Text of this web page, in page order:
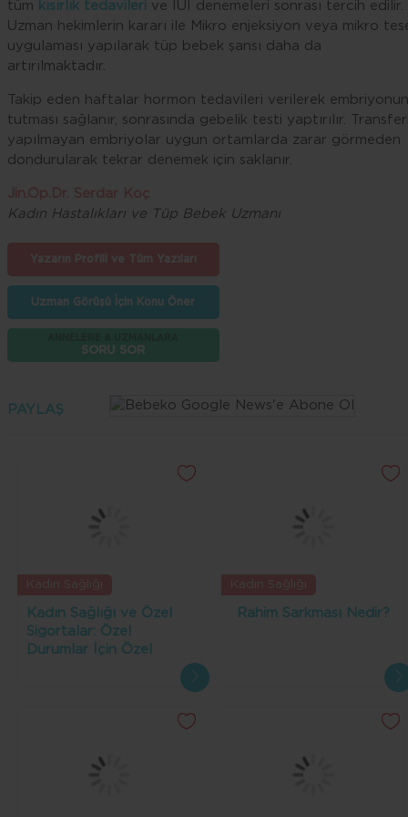
tüm kısırlık tedavileri ve IUI denemeleri sonrası tercih edilir.
Uzman hekimlerin kararı ile Mikro enjeksiyon veya mikro
uygulaması yapılarak tüp bebek şansı daha da
artırılmaktadır.
Takip eden haftalar hormon tedavileri verilerek embriyonun
tutması sağlanır, sonrasında gebelik testi yaptırılır.
yapılmayan embriyolar uygun ortamlarda zarar görmeden
dondurularak tekrar denemek için saklanır.
Kadın Hastalıkları ve Tüp Bebek Uzmanı
Uzman Görüşü İçin Konu Öner
SORU SOR
PAYLAŞ
Kadın Sağlığı ve Özel
Sigortalar: Özel
Durumlar İçin Özel
Rahim Sarkması Nedir?